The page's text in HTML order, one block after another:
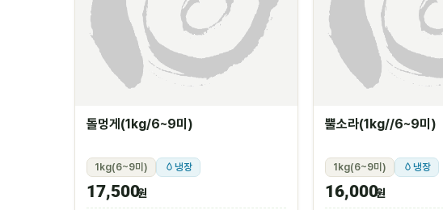
돌멍게(1kg/6~9미)
1kg(6~9미) 냉장
17,500원
뿔소라(1kg//6~9미)
1kg(6~9미) 냉장
16,000원